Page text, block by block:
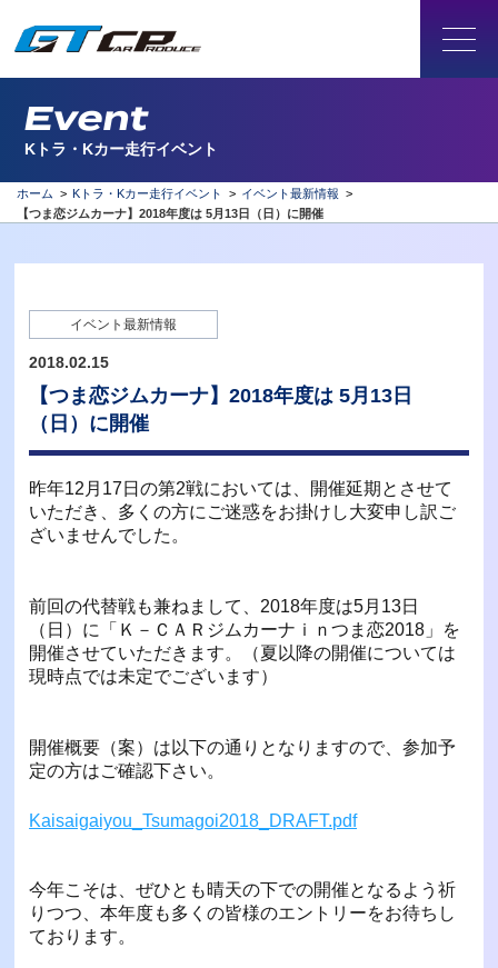
Event
Kトラ・Kカー走行イベント
ホーム > Kトラ・Kカー走行イベント > イベント最新情報
>
【つま恋ジムカーナ】2018年度は 5月13日（日）に開催
イベント最新情報
2018.02.15
【つま恋ジムカーナ】2018年度は 5月13日
（日）に開催
昨年12月17日の第2戦においては、開催延期とさせて
いただき、多くの方にご迷惑をお掛けし大変申し訳ご
ざいませんでした。
前回の代替戦も兼ねまして、2018年度は5月13日
（日）に「Ｋ－ＣＡＲジムカーナｉｎつま恋2018」を
開催させていただきます。（夏以降の開催については
現時点では未定でございます）
開催概要（案）は以下の通りとなりますので、参加予
定の方はご確認下さい。
Kaisaigaiyou_Tsumagoi2018_DRAFT.pdf
今年こそは、ぜひとも晴天の下での開催となるよう祈
りつつ、本年度も多くの皆様のエントリーをお待ちし
ております。